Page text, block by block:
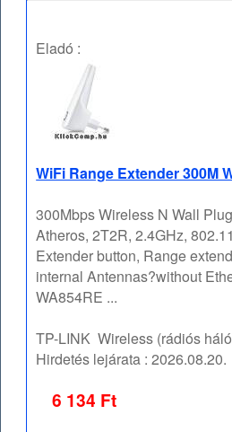
Eladó :
WiFi Range Extender 300M
300Mbps Wireless N Wall
Atheros, 2T2R, 2.4GHz,
Extender button, Range
internal Antennas?without
WA854RE ...
TP-LINK Wireless (rádiós
Hirdetés lejárata :2026.08.20.
6 134 Ft